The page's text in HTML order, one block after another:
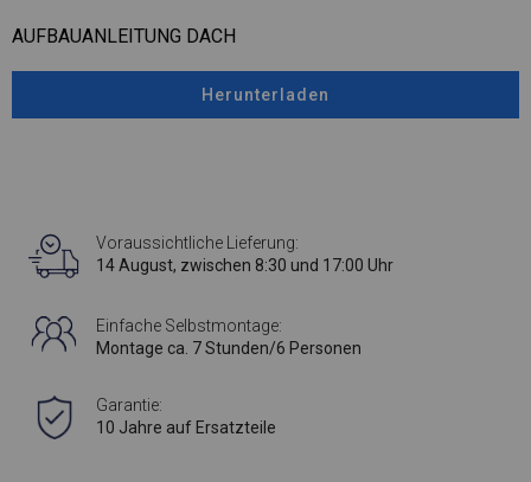
AUFBAUANLEITUNG DACH
Herunterladen
Voraussichtliche Lieferung:
14 August, zwischen 8:30 und 17:00 Uhr
Einfache Selbstmontage:
Montage ca. 7 Stunden/6 Personen
Garantie:
10 Jahre auf Ersatzteile